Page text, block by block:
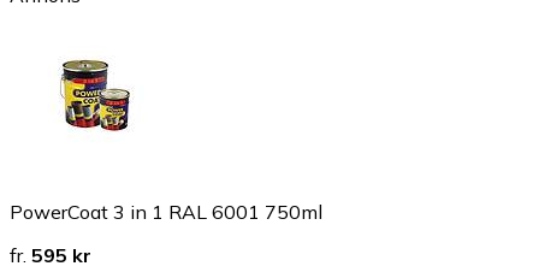
PowerCoat 3 in 1 RAL 6001 750ml
fr. 595 kr